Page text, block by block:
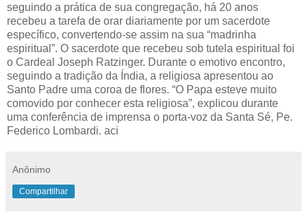
seguindo a prática de sua congregação, há 20 anos
recebeu a tarefa de orar diariamente por um sacerdote
específico, convertendo-se assim na sua “madrinha
espiritual”. O sacerdote que recebeu sob tutela espiritual foi
o Cardeal Joseph Ratzinger. Durante o emotivo encontro,
seguindo a tradição da Índia, a religiosa apresentou ao
Santo Padre uma coroa de flores. “O Papa esteve muito
comovido por conhecer esta religiosa”, explicou durante
uma conferência de imprensa o porta-voz da Santa Sé, Pe.
Federico Lombardi. aci
Anônimo
Compartilhar